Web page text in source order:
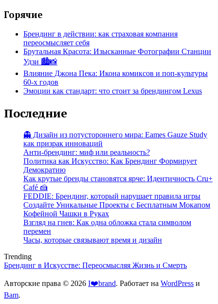
Горячие
Брендинг в действии: как страховая компания
переосмысляет себя
Брутальная Красота: Изысканные Фотографии Станции
Удзи 🏙️📸
Влияние Джона Пека: Икона комиксов и поп-культуры
60-х годов
Эмоции как стандарт: что стоит за брендингом Lexus
Последние
👻 Дизайн из потустороннего мира: Eames Gauze Study
как призрак инноваций
Анти-брендинг: миф или реальность?
Политика как Искусство: Как Брендинг Формирует
Демократию
Как крутые бренды становятся ярче: Идентичность Cru+
Café 🍰
FEDDIE: Брендинг, который нарушает правила игры
Создайте Уникальные Проекты с Бесплатным Мокапом
Кофейной Чашки в Руках
Взгляд на гнев: Как одна обложка стала символом
перемен
Часы, которые связывают время и дизайн
Trending
Брендинг в Искусстве: Переосмысляя Жизнь и Смерть
Авторские права © 2026 I❤️brand. Работает на WordPress и
Bam.